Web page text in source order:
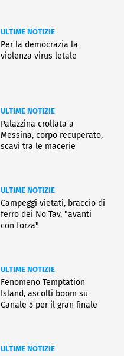
ULTIME NOTIZIE
Per la democrazia la
violenza virus letale
ULTIME NOTIZIE
Palazzina crollata a
Messina, corpo recuperato,
scavi tra le macerie
ULTIME NOTIZIE
Campeggi vietati, braccio di
ferro dei No Tav, "avanti
con forza"
ULTIME NOTIZIE
Fenomeno Temptation
Island, ascolti boom su
Canale 5 per il gran finale
ULTIME NOTIZIE